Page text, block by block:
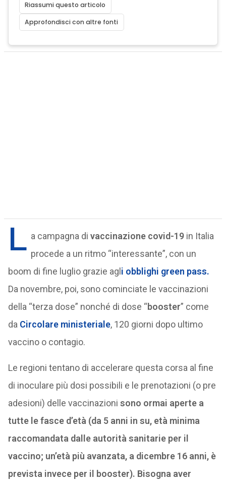
Riassumi questo articolo
Approfondisci con altre fonti
L a campagna di vaccinazione covid-19in Italia
procede a un ritmo “interessante”, con un
boom di fine luglio grazie agl i obblighi green pass.
Da novembre, poi, sono cominciate le vaccinazioni
della “terza dose” nonché di dose “booster” come
da Circolare ministeriale, 120 giorni dopo ultimo
vaccino o contagio.
Le regioni tentano di accelerare questa corsa al fine
di inoculare più dosi possibili e le prenotazioni (o pre
adesioni) delle vaccinazioni sono ormai aperte a
tutte le fasce d’età (da 5 anni in su, età minima
raccomandata dalle autorità sanitarie per il
vaccino; un’età più avanzata, a dicembre 16 anni, è
prevista invece per il booster). Bisogna aver